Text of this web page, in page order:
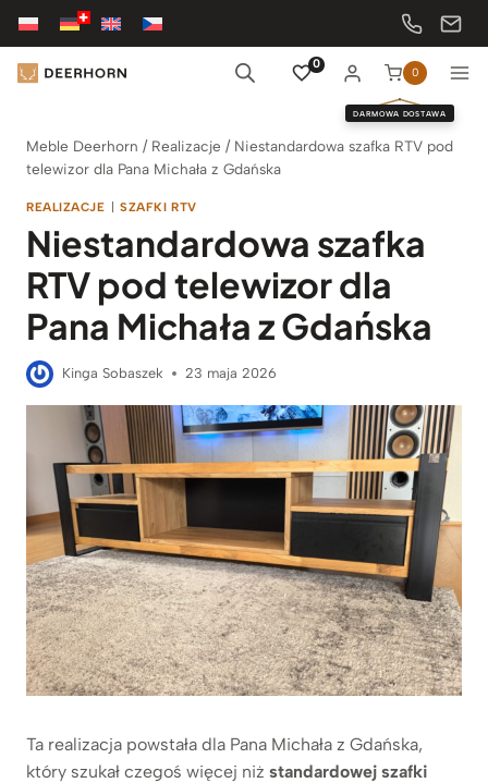
Przejdź
treści
0
0
DARMOWA DOSTAWA
Meble Deerhorn / Realizacje / Niestandardowa szafka RTV pod
telewizor dla Pana Michała z Gdańska
REALIZACJE | SZAFKI RTV
Niestandardowa szafka
RTV pod telewizor dla
Pana Michała z Gdańska
Kinga Sobaszek 23 maja 2026
Ta realizacja powstała dla Pana Michała z Gdańska,
który szukał czegoś więcej niż standardowej szafki